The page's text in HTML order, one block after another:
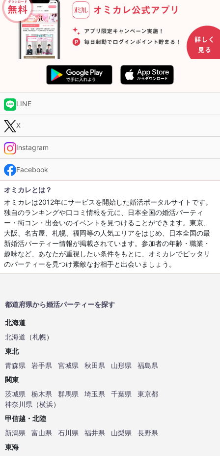
LINE
X
Instagram
Facebook
オミカレとは？
オミカレは2012年にサービスを開始した婚活ポータルサイトです。
独自のランキングや口コミ情報を元に、日本全国の婚活パーティ
ー・街コン・出会いのイベントを見つけることができます。東京、
大阪、名古屋、札幌、福岡等の人気エリアをはじめ、日本全国の最
新婚活パーティー情報が掲載されています。参加者の年齢・職業・
趣味など、あなたが重視したい条件をもとに、オミカレでピッタリ
のパーティーを見つけ素敵なお相手と出会いましょう。
都道府県から婚活パーティーを探す
北海道
北海道 （札幌）
東北
青森県
岩手県 宮城県 秋田県 山形県
福島県
関東
茨城県
栃木県 群馬県 埼玉県 千葉県
東京都
神奈川県 （横浜）
甲信越・北陸
新潟県
富山県 石川県 福井県 山梨県
長野県
東海